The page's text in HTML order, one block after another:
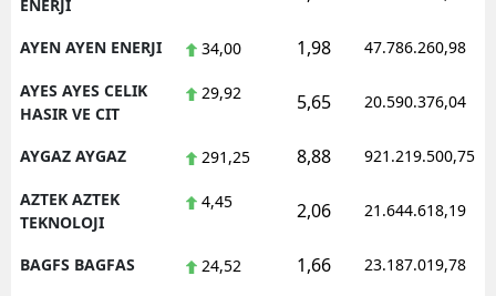
ENERJI
AYEN AYEN ENERJI 34,00 1,98 47.786.260,98
AYES AYES CELIK
HASIR VE CIT
29,92 5,65 20.590.376,04
AYGAZ AYGAZ 291,25 8,88 921.219.500,75
AZTEK AZTEK
TEKNOLOJI
4,45 2,06 21.644.618,19
BAGFS BAGFAS 24,52 1,66 23.187.019,78